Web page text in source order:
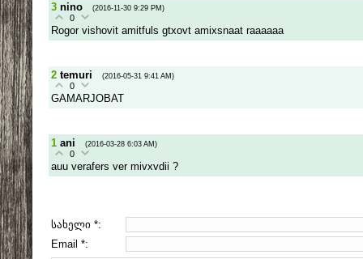
3 nino (2016-11-30 9:29 PM)
0
Rogor vishovit amitfuls gtxovt amixsnaat raaaaaa
2 temuri (2016-05-31 9:41 AM)
0
GAMARJOBAT
1 ani (2016-03-28 6:03 AM)
0
auu verafers ver mivxvdii ?
სახელი *:
Email *: